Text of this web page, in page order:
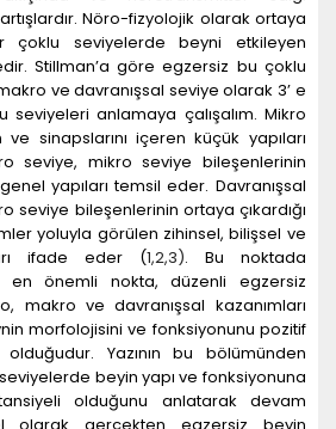
Nöro-fizyolojik olarak ortaya
çoklu seviyelerde beyni etkileyen
Stillman’a göre egzersiz bu çoklu
ve davranışsal seviye olarak 3’ e
seviyeleri anlamaya çalışalım. Mikro
sinapslarını içeren küçük yapıları
seviye, mikro seviye bileşenlerinin
yapıları temsil eder. Davranışsal
seviye bileşenlerinin ortaya çıkardığı
yoluyla görülen zihinsel, bilişsel ve
ifade eder (1,2,3). Bu noktada
en önemli nokta, düzenli egzersiz
makro ve davranışsal kazanımları
morfolojisini ve fonksiyonunu pozitif
Yazının bu bölümünden
beyin yapı ve fonksiyonuna
olduğunu anlatarak devam